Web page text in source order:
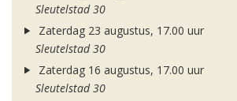
Sleutelstad 30
Zaterdag 23 augustus, 17.00 uur
Sleutelstad 30
Zaterdag 16 augustus, 17.00 uur
Sleutelstad 30